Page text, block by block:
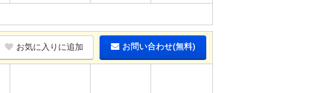
お気に入りに追加 お問い合わせ(無料)